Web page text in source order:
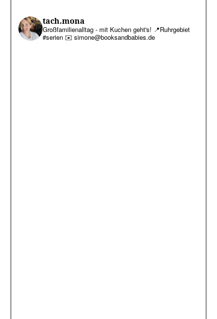
tach.mona
Großfamilienalltag - mit Kuchen geht's! 📍Ruhrgebiet
#serien ✉️ simone@booksandbabies.de